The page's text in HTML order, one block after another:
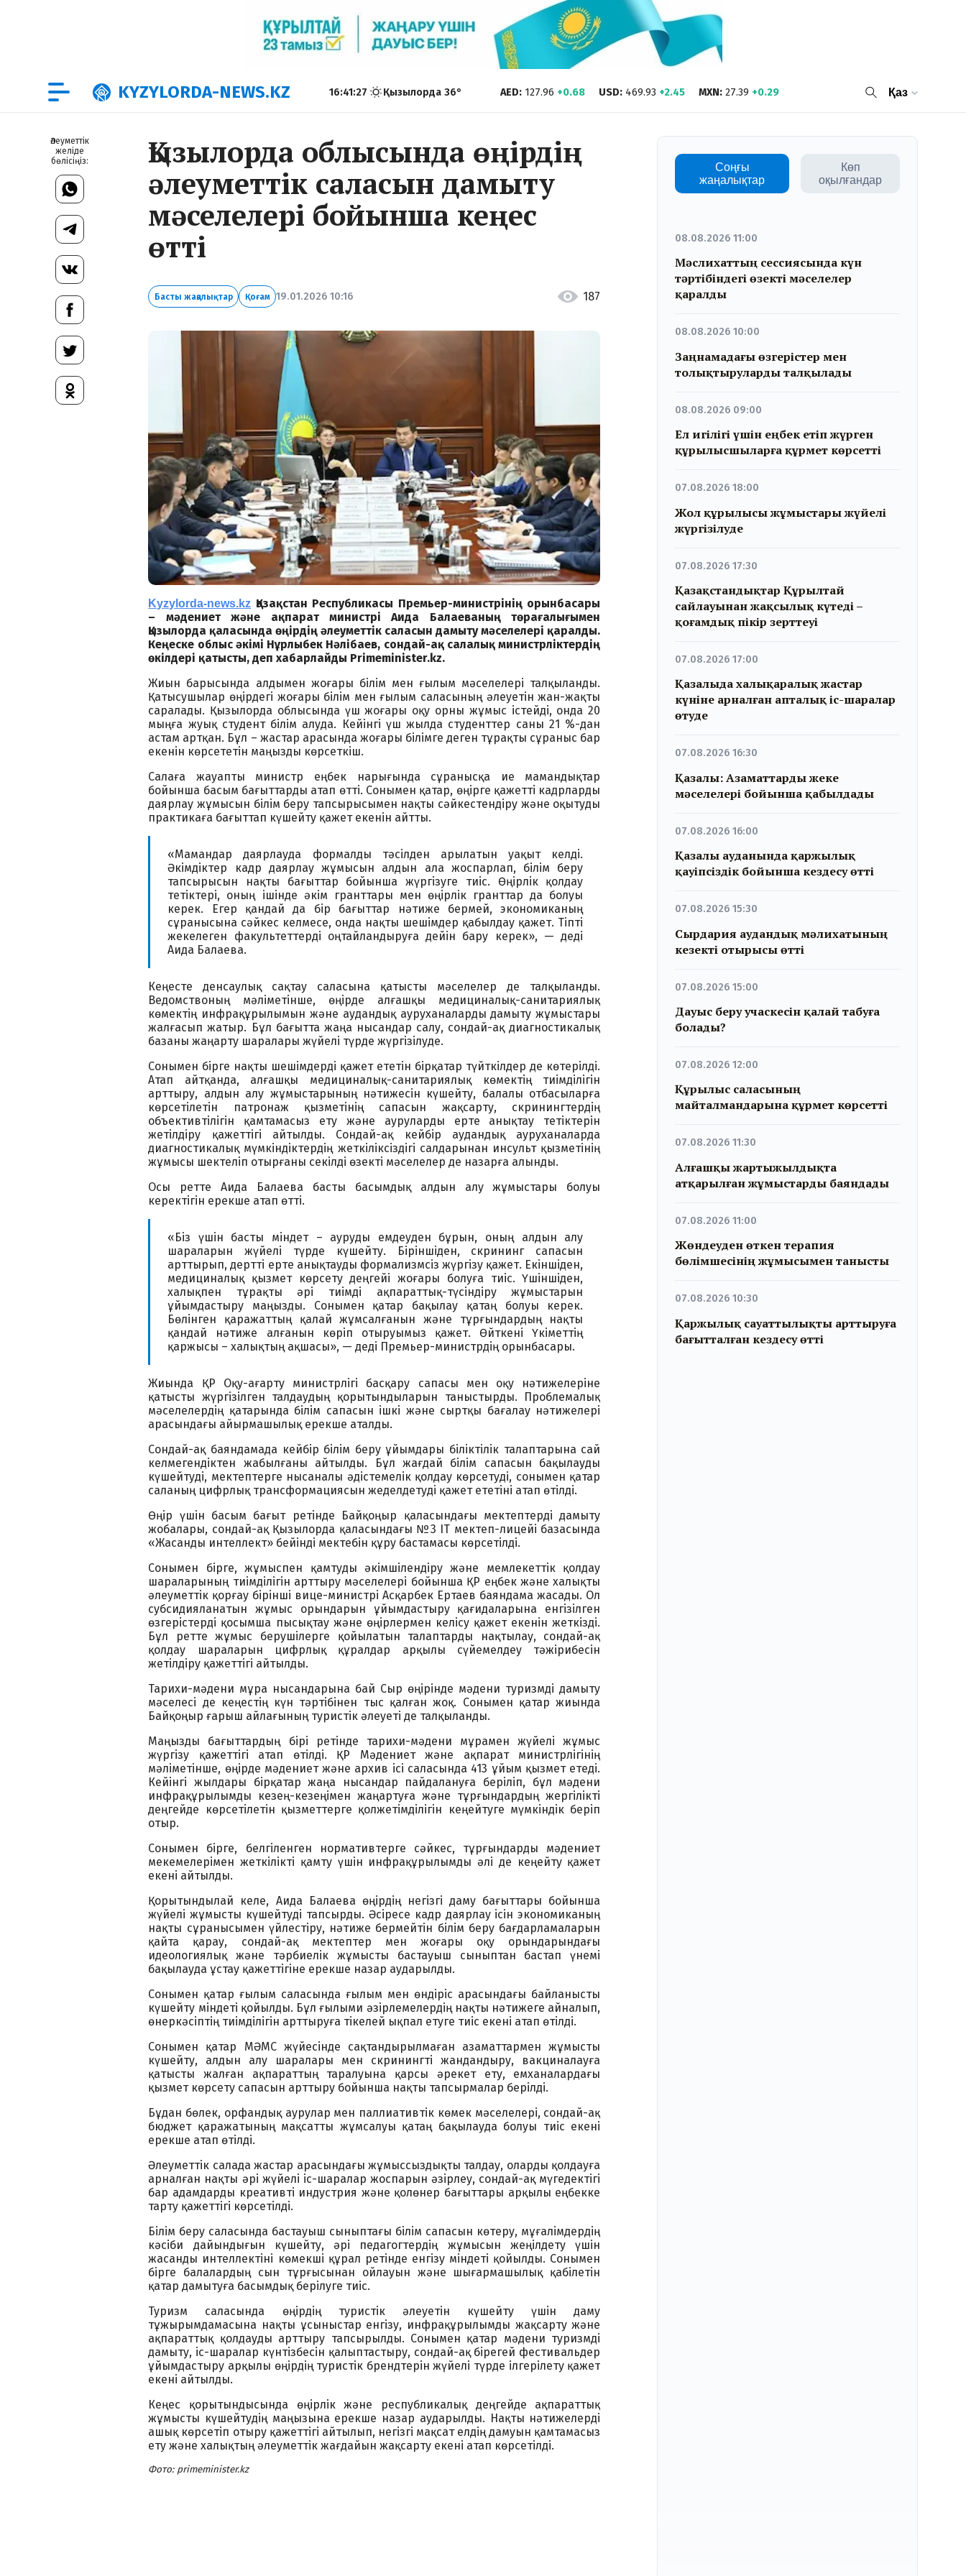
KYZYLORDA-NEWS.KZ 16:41:28 Қызылорда 36° AED: 127.96 +0.68 USD: 469.93 +2.45 MXN: 27.39 +0.29 Қаз
Әлеуметтік
желіде
бөлісіңіз:
Қызылорда облысында өңірдің
әлеуметтік саласын дамыту
мәселелері бойынша кеңес
өтті
Басты жаңалықтар Қоғам 19.01.2026 10:16 187
Kyzylorda-news.kz Қазақстан Республикасы Премьер-министрінің орынбасары
– мәдениет және ақпарат министрі Аида Балаеваның төрағалығымен
Қызылорда қаласында өңірдің әлеуметтік саласын дамыту мәселелері қаралды.
Кеңеске облыс әкімі Нұрлыбек Нәлібаев, сондай-ақ салалық министрліктердің
өкілдері қатысты, деп хабарлайды Primeminister.kz.
Жиын барысында алдымен жоғары білім мен ғылым мәселелері талқыланды.
Қатысушылар өңірдегі жоғары білім мен ғылым саласының әлеуетін жан-жақты
саралады. Қызылорда облысында үш жоғары оқу орны жұмыс істейді, онда 20
мыңға жуық студент білім алуда. Кейінгі үш жылда студенттер саны 21 %-дан
астам артқан. Бұл – жастар арасында жоғары білімге деген тұрақты сұраныс бар
екенін көрсететін маңызды көрсеткіш.
Салаға жауапты министр еңбек нарығында сұранысқа ие мамандықтар
бойынша басым бағыттарды атап өтті. Сонымен қатар, өңірге қажетті кадрларды
даярлау жұмысын білім беру тапсырысымен нақты сәйкестендіру және оқытуды
практикаға бағыттап күшейту қажет екенін айтты.
«Мамандар даярлауда формалды тәсілден арылатын уақыт келді.
Әкімдіктер кадр даярлау жұмысын алдын ала жоспарлап, білім беру
тапсырысын нақты бағыттар бойынша жүргізуге тиіс. Өңірлік қолдау
тетіктері, оның ішінде әкім гранттары мен өңірлік гранттар да болуы
керек. Егер қандай да бір бағыттар нәтиже бермей, экономиканың
сұранысына сәйкес келмесе, онда нақты шешімдер қабылдау қажет. Тіпті
жекелеген факультеттерді оңтайландыруға дейін бару керек», — деді
Аида Балаева.
Кеңесте денсаулық сақтау саласына қатысты мәселелер де талқыланды.
Ведомствоның мәліметінше, өңірде алғашқы медициналық-санитариялық
көмектің инфрақұрылымын және аудандық ауруханаларды дамыту жұмыстары
жалғасып жатыр. Бұл бағытта жаңа нысандар салу, сондай-ақ диагностикалық
базаны жаңарту шаралары жүйелі түрде жүргізілуде.
Сонымен бірге нақты шешімдерді қажет ететін бірқатар түйткілдер де көтерілді.
Атап айтқанда, алғашқы медициналық-санитариялық көмектің тиімділігін
арттыру, алдын алу жұмыстарының нәтижесін күшейту, балалы отбасыларға
көрсетілетін патронаж қызметінің сапасын жақсарту, скринингтердің
объективтілігін қамтамасыз ету және ауруларды ерте анықтау тетіктерін
жетілдіру қажеттігі айтылды. Сондай-ақ кейбір аудандық ауруханаларда
диагностикалық мүмкіндіктердің жеткіліксіздігі салдарынан инсульт қызметінің
жұмысы шектеліп отырғаны секілді өзекті мәселелер де назарға алынды.
Осы ретте Аида Балаева басты басымдық алдын алу жұмыстары болуы
керектігін ерекше атап өтті.
«Біз үшін басты міндет – ауруды емдеуден бұрын, оның алдын алу
шараларын жүйелі түрде күшейту. Біріншіден, скрининг сапасын
арттырып, дертті ерте анықтауды формализмсіз жүргізу қажет. Екіншіден,
медициналық қызмет көрсету деңгейі жоғары болуға тиіс. Үшіншіден,
халықпен тұрақты әрі тиімді ақпараттық-түсіндіру жұмыстарын
ұйымдастыру маңызды. Сонымен қатар бақылау қатаң болуы керек.
Бөлінген қаражаттың қалай жұмсалғанын және тұрғындардың нақты
қандай нәтиже алғанын көріп отыруымыз қажет. Өйткені Үкіметтің
қаржысы – халықтың ақшасы», — деді Премьер-министрдің орынбасары.
Жиында ҚР Оқу-ағарту министрлігі басқару сапасы мен оқу нәтижелеріне
қатысты жүргізілген талдаудың қорытындыларын таныстырды. Проблемалық
мәселелердің қатарында білім сапасын ішкі және сыртқы бағалау нәтижелері
арасындағы айырмашылық ерекше аталды.
Сондай-ақ баяндамада кейбір білім беру ұйымдары біліктілік талаптарына сай
келмегендіктен жабылғаны айтылды. Бұл жағдай білім сапасын бақылауды
күшейтуді, мектептерге нысаналы әдістемелік қолдау көрсетуді, сонымен қатар
саланың цифрлық трансформациясын жеделдетуді қажет ететіні атап өтілді.
Өңір үшін басым бағыт ретінде Байқоңыр қаласындағы мектептерді дамыту
жобалары, сондай-ақ Қызылорда қаласындағы №3 IT мектеп-лицейі базасында
«Жасанды интеллект» бейінді мектебін құру бастамасы көрсетілді.
Сонымен бірге, жұмыспен қамтуды әкімшілендіру және мемлекеттік қолдау
шараларының тиімділігін арттыру мәселелері бойынша ҚР еңбек және халықты
әлеуметтік қорғау бірінші вице-министрі Асқарбек Ертаев баяндама жасады. Ол
субсидияланатын жұмыс орындарын ұйымдастыру қағидаларына енгізілген
өзгерістерді қосымша пысықтау және өңірлермен келісу қажет екенін жеткізді.
Бұл ретте жұмыс берушілерге қойылатын талаптарды нақтылау, сондай-ақ
қолдау шараларын цифрлық құралдар арқылы сүйемелдеу тәжірибесін
жетілдіру қажеттігі айтылды.
Тарихи-мәдени мұра нысандарына бай Сыр өңірінде мәдени туризмді дамыту
мәселесі де кеңестің күн тәртібінен тыс қалған жоқ. Сонымен қатар жиында
Байқоңыр ғарыш айлағының туристік әлеуеті де талқыланды.
Маңызды бағыттардың бірі ретінде тарихи-мәдени мұрамен жүйелі жұмыс
жүргізу қажеттігі атап өтілді. ҚР Мәдениет және ақпарат министрлігінің
мәліметінше, өңірде мәдениет және архив ісі саласында 413 ұйым қызмет етеді.
Кейінгі жылдары бірқатар жаңа нысандар пайдалануға беріліп, бұл мәдени
инфрақұрылымды кезең-кезеңімен жаңартуға және тұрғындардың жергілікті
деңгейде көрсетілетін қызметтерге қолжетімділігін кеңейтуге мүмкіндік беріп
отыр.
Сонымен бірге, белгіленген нормативтерге сәйкес, тұрғындарды мәдениет
мекемелерімен жеткілікті қамту үшін инфрақұрылымды әлі де кеңейту қажет
екені айтылды.
Қорытындылай келе, Аида Балаева өңірдің негізгі даму бағыттары бойынша
жүйелі жұмысты күшейтуді тапсырды. Әсіресе кадр даярлау ісін экономиканың
нақты сұранысымен үйлестіру, нәтиже бермейтін білім беру бағдарламаларын
қайта қарау, сондай-ақ мектептер мен жоғары оқу орындарындағы
идеологиялық және тәрбиелік жұмысты бастауыш сыныптан бастап үнемі
бақылауда ұстау қажеттігіне ерекше назар аударылды.
Сонымен қатар ғылым саласында ғылым мен өндіріс арасындағы байланысты
күшейту міндеті қойылды. Бұл ғылыми әзірлемелердің нақты нәтижеге айналып,
өнеркәсіптің тиімділігін арттыруға тікелей ықпал етуге тиіс екені атап өтілді.
Сонымен қатар МӘМС жүйесінде сақтандырылмаған азаматтармен жұмысты
күшейту, алдын алу шаралары мен скринингті жандандыру, вакциналауға
қатысты жалған ақпараттың таралуына қарсы әрекет ету, емханалардағы
қызмет көрсету сапасын арттыру бойынша нақты тапсырмалар берілді.
Бұдан бөлек, орфандық аурулар мен паллиативтік көмек мәселелері, сондай-ақ
бюджет қаражатының мақсатты жұмсалуы қатаң бақылауда болуы тиіс екені
ерекше атап өтілді.
Әлеуметтік салада жастар арасындағы жұмыссыздықты талдау, оларды қолдауға
арналған нақты әрі жүйелі іс-шаралар жоспарын әзірлеу, сондай-ақ мүгедектігі
бар адамдарды креативті индустрия және қолөнер бағыттары арқылы еңбекке
тарту қажеттігі көрсетілді.
Білім беру саласында бастауыш сыныптағы білім сапасын көтеру, мұғалімдердің
кәсіби дайындығын күшейту, әрі педагогтердің жұмысын жеңілдету үшін
жасанды интеллектіні көмекші құрал ретінде енгізу міндеті қойылды. Сонымен
бірге балалардың сын тұрғысынан ойлауын және шығармашылық қабілетін
қатар дамытуға басымдық берілуге тиіс.
Туризм саласында өңірдің туристік әлеуетін күшейту үшін даму
тұжырымдамасына нақты ұсыныстар енгізу, инфрақұрылымды жақсарту және
ақпараттық қолдауды арттыру тапсырылды. Сонымен қатар мәдени туризмді
дамыту, іс-шаралар күнтізбесін қалыптастыру, сондай-ақ бірегей фестивальдер
ұйымдастыру арқылы өңірдің туристік брендтерін жүйелі түрде ілгерілету қажет
екені айтылды.
Кеңес қорытындысында өңірлік және республикалық деңгейде ақпараттық
жұмысты күшейтудің маңызына ерекше назар аударылды. Нақты нәтижелерді
ашық көрсетіп отыру қажеттігі айтылып, негізгі мақсат елдің дамуын қамтамасыз
ету және халықтың әлеуметтік жағдайын жақсарту екені атап көрсетілді.
Фото: рrimeminister.kz
Соңғы
жаңалықтар
Көп
оқылғандар
08.08.2026 11:00
Мәслихаттың сессиясында күн
тәртібіндегі өзекті мәселелер
қаралды
08.08.2026 10:00
Заңнамадағы өзгерістер мен
толықтыруларды талқылады
08.08.2026 09:00
Ел игілігі үшін еңбек етіп жүрген
құрылысшыларға құрмет көрсетті
07.08.2026 18:00
Жол құрылысы жұмыстары жүйелі
жүргізілуде
07.08.2026 17:30
Қазақстандықтар Құрылтай
сайлауынан жақсылық күтеді –
қоғамдық пікір зерттеуі
07.08.2026 17:00
Қазалыда халықаралық жастар
күніне арналған апталық іс-шаралар
өтуде
07.08.2026 16:30
Қазалы: Азаматтарды жеке
мәселелері бойынша қабылдады
07.08.2026 16:00
Қазалы ауданында қаржылық
қауіпсіздік бойынша кездесу өтті
07.08.2026 15:30
Сырдария аудандық мәлихатының
кезекті отырысы өтті
07.08.2026 15:00
Дауыс беру учаскесін қалай табуға
болады?
07.08.2026 12:00
Құрылыс саласының
майталмандарына құрмет көрсетті
07.08.2026 11:30
Алғашқы жартыжылдықта
атқарылған жұмыстарды баяндады
07.08.2026 11:00
Жөндеуден өткен терапия
бөлімшесінің жұмысымен танысты
07.08.2026 10:30
Қаржылық сауаттылықты арттыруға
бағытталған кездесу өтті